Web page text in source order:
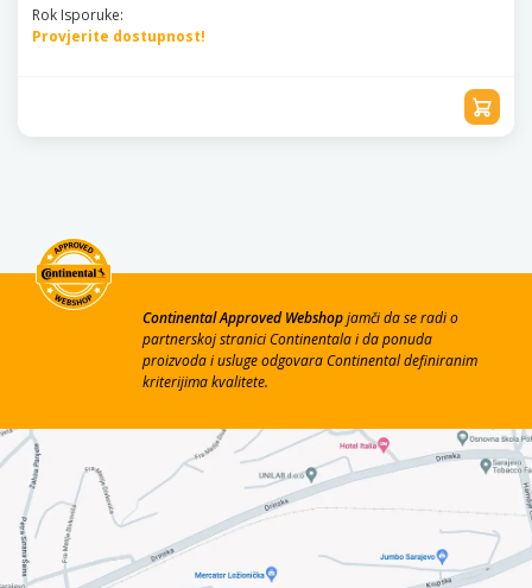
Rok Isporuke:
Provjerite dostupnost!
Continental Approved Webshopjamči da se radi o
partnerskoj stranici Continentala i da ponuda
proizvoda i usluge odgovara Continental definiranim
kriterijima kvalitete.